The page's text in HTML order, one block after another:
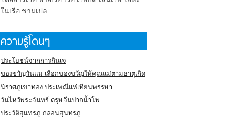
ในเรือ ชามเปล
ความรู้โดนๆ
ประโยชน์จากการกินเจ
ของขวัญวันแม่ เลือกของขวัญให้คุณแม่ตามธาตุเกิด
นิราศภูเขาทอง ประเพณีแห่เทียนพรรษา
วันไหว้พระจันทร์ ตรุษจีนปากน้ำโพ
ประวัติสุนทรภู่ กลอนสุนทรภู่